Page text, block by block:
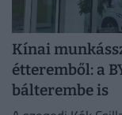
Kínai
étteremből: a
bálterembe is